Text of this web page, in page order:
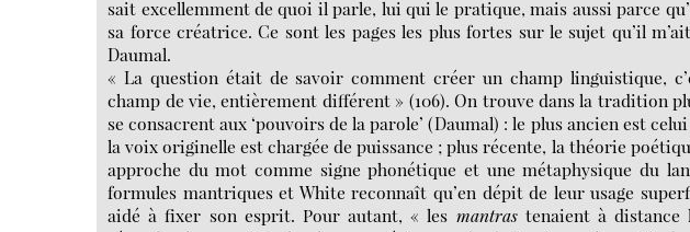
sait excellemment de quoi il parle, lui qui le pratique, mais aussi parce
sa force créatrice. Ce sont les pages les plus fortes sur le sujet qu’il
Daumal.
« La question était de savoir comment créer un champ linguistique,
champ de vie, entièrement différent » (106). On trouve dans la tradition
se consacrent aux ‘pouvoirs de la parole’ (Daumal) : le plus ancien est
la voix originelle est chargée de puissance ; plus récente, la théorie
approche du mot comme signe phonétique et une métaphysique du
formules mantriques et White reconnaît qu’en dépit de leur usage
aidé à fixer son esprit. Pour autant, « les mantrastenaient à distance